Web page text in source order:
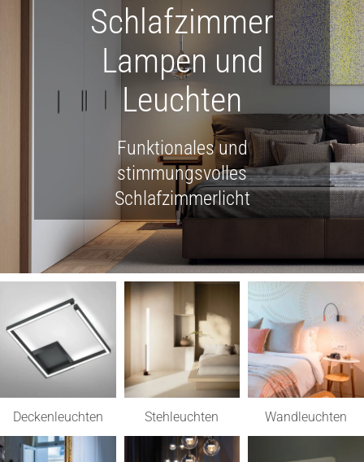
Ratgeber
Sale
Schlafzimmer
Lampen und
Leuchten
Funktionales und
stimmungsvolles
Schlafzimmerlicht
Deckenleuchten Stehleuchten Wandleuchten